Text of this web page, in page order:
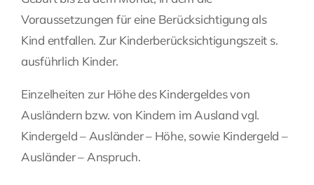
Voraussetzungen für eine Berücksichtigung als
Kind entfallen. Zur Kinderberücksichtigungszeit s.
ausführlich Kinder.
Einzelheiten zur Höhe des Kindergeldes von
Ausländern bzw. von Kindern im Ausland vgl.
Kindergeld – Ausländer – Höhe, sowie Kindergeld –
Ausländer – Anspruch.